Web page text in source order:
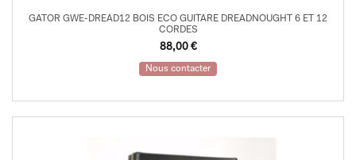
GATOR GWE-DREAD12 BOIS ECO GUITARE DREADNOUGHT 6 ET 12
CORDES
88,00 €
Nous contacter